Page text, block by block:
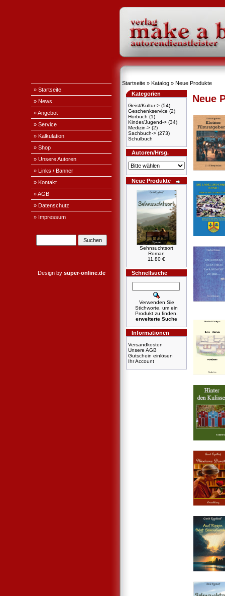
» Startseite
» News
» Angebot
» Service
» Kalkulation
» Shop
» Unsere Autoren
» Links / Banner
» Kontakt
» AGB
» Datenschutz
» Impressum
Design by super-online.de
Startseite » Katalog » Neue Produkte
Kategorien
Geist/Kultur-> (54)
Geschenkservice (2)
Hörbuch (1)
Kinder/Jugend-> (34)
Medizin-> (2)
Sachbuch-> (273)
Schulbuch
Autoren/Hrsg.
Neue Produkte
Sehnsuchtsort
Roman
11,80 €
Schnellsuche
Verwenden Sie
Stichworte, um ein
Produkt zu finden.
erweiterte Suche
Informationen
Versandkosten
Unsere AGB
Gutschein einlösen
Ihr Account
Neue